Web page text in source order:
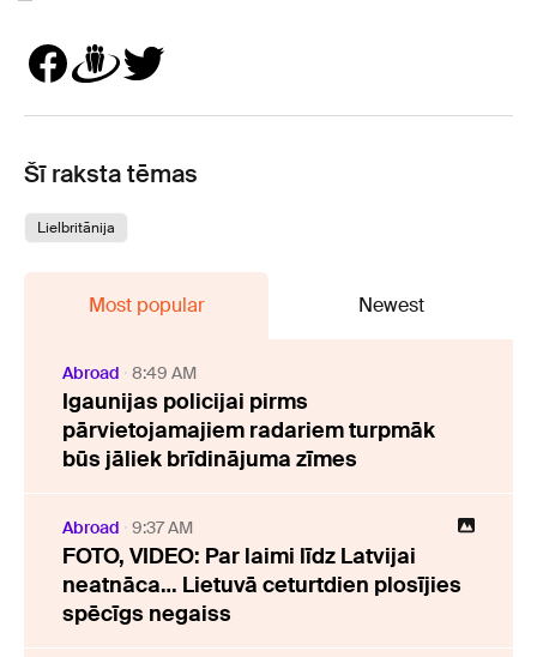
Šī raksta tēmas
Lielbritānija
Most popular Newest
Abroad 8:49 AM
Igaunijas policijai pirms
pārvietojamajiem radariem turpmāk
būs jāliek brīdinājuma zīmes
Abroad 9:37 AM
FOTO, VIDEO: Par laimi līdz Latvijai
neatnāca… Lietuvā ceturtdien plosījies
spēcīgs negaiss